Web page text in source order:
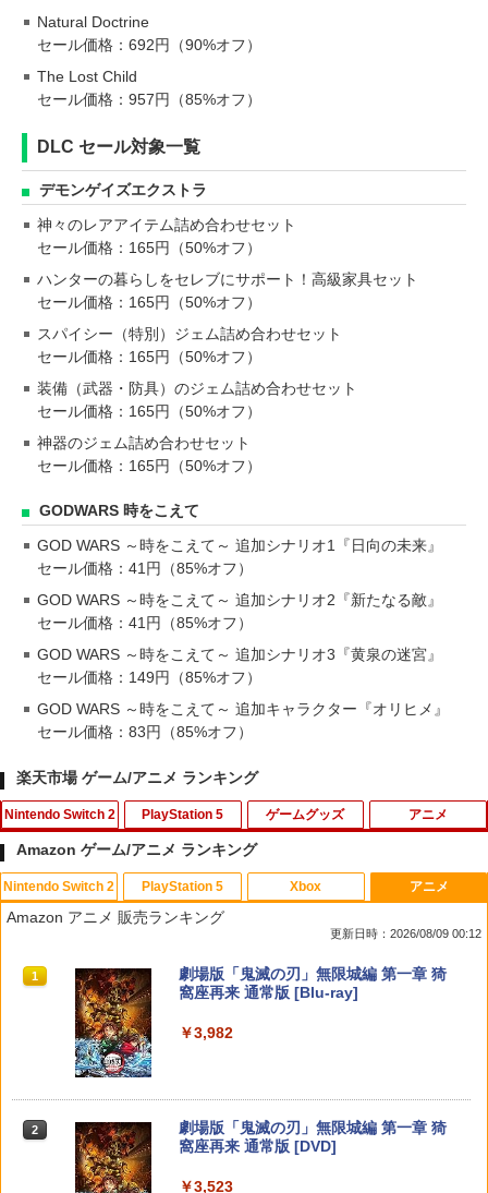
Natural Doctrine
セール価格：692円（90%オフ）
The Lost Child
セール価格：957円（85%オフ）
DLC セール対象一覧
デモンゲイズエクストラ
神々のレアアイテム詰め合わせセット
セール価格：165円（50%オフ）
ハンターの暮らしをセレブにサポート！高級家具セット
セール価格：165円（50%オフ）
スパイシー（特別）ジェム詰め合わせセット
セール価格：165円（50%オフ）
装備（武器・防具）のジェム詰め合わせセット
セール価格：165円（50%オフ）
神器のジェム詰め合わせセット
セール価格：165円（50%オフ）
GODWARS 時をこえて
GOD WARS ～時をこえて～ 追加シナリオ1『日向の未来』
セール価格：41円（85%オフ）
GOD WARS ～時をこえて～ 追加シナリオ2『新たなる敵』
セール価格：41円（85%オフ）
GOD WARS ～時をこえて～ 追加シナリオ3『黄泉の迷宮』
セール価格：149円（85%オフ）
GOD WARS ～時をこえて～ 追加キャラクター『オリヒメ』
セール価格：83円（85%オフ）
楽天市場 ゲーム/アニメ ランキング
Nintendo Switch 2
1 Joy-Con 2 充電グリップ
スプラトゥーン レイダース
PlayStation 5
1
Call of Duty： Black Ops 6 PS5ソフ
ト Z指定
￥2,320
ゲームグッズ
1 【中古】ぷよぷよ通 決定盤
【中古】アイドルマスター アニメ & G4
【中古】グランツーリスモ4
アニメ
Amazon ゲーム/アニメ ランキング
Nintendo Switch 2
1
スプラトゥーン レイダース|オンライン
コード版
￥5,832
2 スプラトゥーン レイダース -Switch2
PlayStation 5
1
PlayStation 5 デジタル・エディション
日本語専用 Console Language: Japan
2
Beast of Reincarnation -PS5 【特典】
プロダクトコード 封入
￥7,286
Xbox
1
【純正品】Xbox ワイヤレス コントロー
ラー + USB-C® ケーブル
￥8,300
ラー (ロボット ホワイト)
アニメ
Amazon アニメ 販売ランキング
更新日時：2026/08/09 00:12
1
劇場版「鬼滅の刃」無限城編 第一章 猗
窩座再来 通常版 [Blu-ray]
￥3,982
2
劇場版「鬼滅の刃」無限城編 第一章 猗
窩座再来 通常版 [DVD]
￥3,523